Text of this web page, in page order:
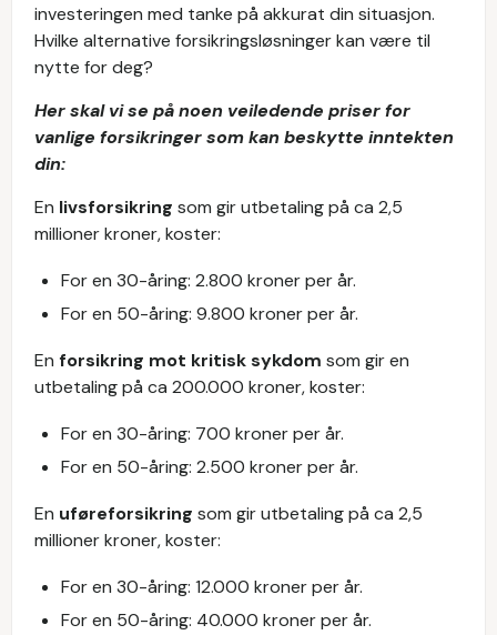
investeringen med tanke på akkurat din situasjon.
Hvilke alternative forsikringsløsninger kan være til
nytte for deg?
Her skal vi se på noen veiledende priser for
vanlige forsikringer som kan beskytte inntekten
din:
En livsforsikring som gir utbetaling på ca 2,5
millioner kroner, koster:
For en 30-åring: 2.800 kroner per år.
For en 50-åring: 9.800 kroner per år.
En forsikring mot kritisk sykdom som gir en
utbetaling på ca 200.000 kroner, koster:
For en 30-åring: 700 kroner per år.
For en 50-åring: 2.500 kroner per år.
En uføreforsikring som gir utbetaling på ca 2,5
millioner kroner, koster:
For en 30-åring: 12.000 kroner per år.
For en 50-åring: 40.000 kroner per år.